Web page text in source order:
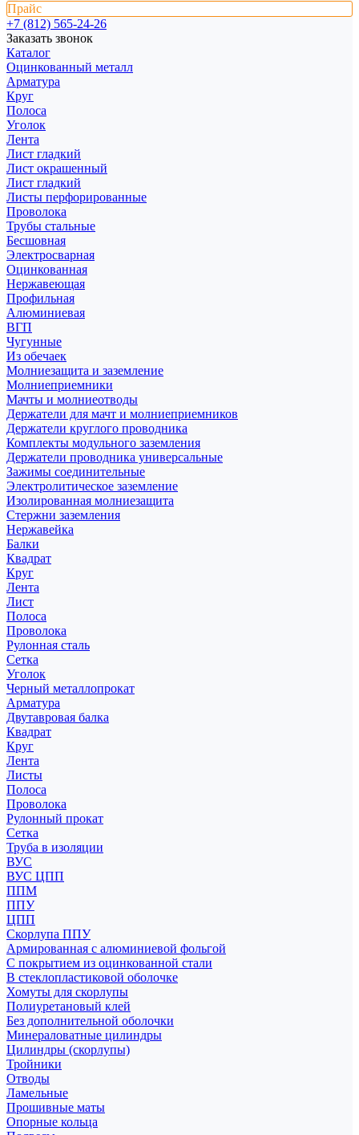
Прайс
+7 (812) 565-24-26
Заказать звонок
Каталог
Оцинкованный металл
Арматура
Круг
Полоса
Уголок
Лента
Лист гладкий
Лист окрашенный
Лист гладкий
Листы перфорированные
Проволока
Трубы стальные
Бесшовная
Электросварная
Оцинкованная
Нержавеющая
Профильная
Алюминиевая
ВГП
Чугунные
Из обечаек
Молниезащита и заземление
Молниеприемники
Мачты и молниеотводы
Держатели для мачт и молниеприемников
Держатели круглого проводника
Комплекты модульного заземления
Держатели проводника универсальные
Зажимы соединительные
Электролитическое заземление
Изолированная молниезащита
Стержни заземления
Нержавейка
Балки
Квадрат
Круг
Лента
Лист
Полоса
Проволока
Рулонная сталь
Сетка
Уголок
Черный металлопрокат
Арматура
Двутавровая балка
Квадрат
Круг
Лента
Листы
Полоса
Проволока
Рулонный прокат
Сетка
Труба в изоляции
ВУС
ВУС ЦПП
ППМ
ППУ
ЦПП
Скорлупа ППУ
Армированная с алюминиевой фольгой
С покрытием из оцинкованной стали
В стеклопластиковой оболочке
Хомуты для скорлупы
Полиуретановый клей
Без дополнительной оболочки
Минераловатные цилиндры
Цилиндры (скорлупы)
Тройники
Отводы
Ламельные
Прошивные маты
Опорные кольца